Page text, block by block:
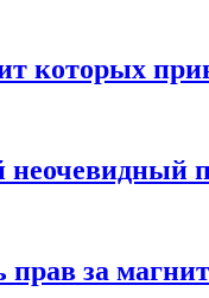
которых
неочевидный
прав за